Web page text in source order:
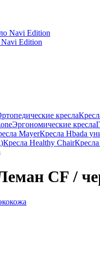
Navi Edition
кресла
Эргономические кресла
MayerКресла Hbada
Кресла Healthy Chair
CF /